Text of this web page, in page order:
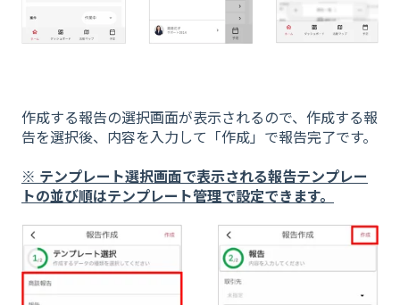
作成する報告の選択画面が表示されるので、作成する報
告を選択後、内容を入力して「作成」で報告完了です。
※ テンプレート選択画面で表示される報告テンプレー
トの並び順はテンプレート管理で設定できます。